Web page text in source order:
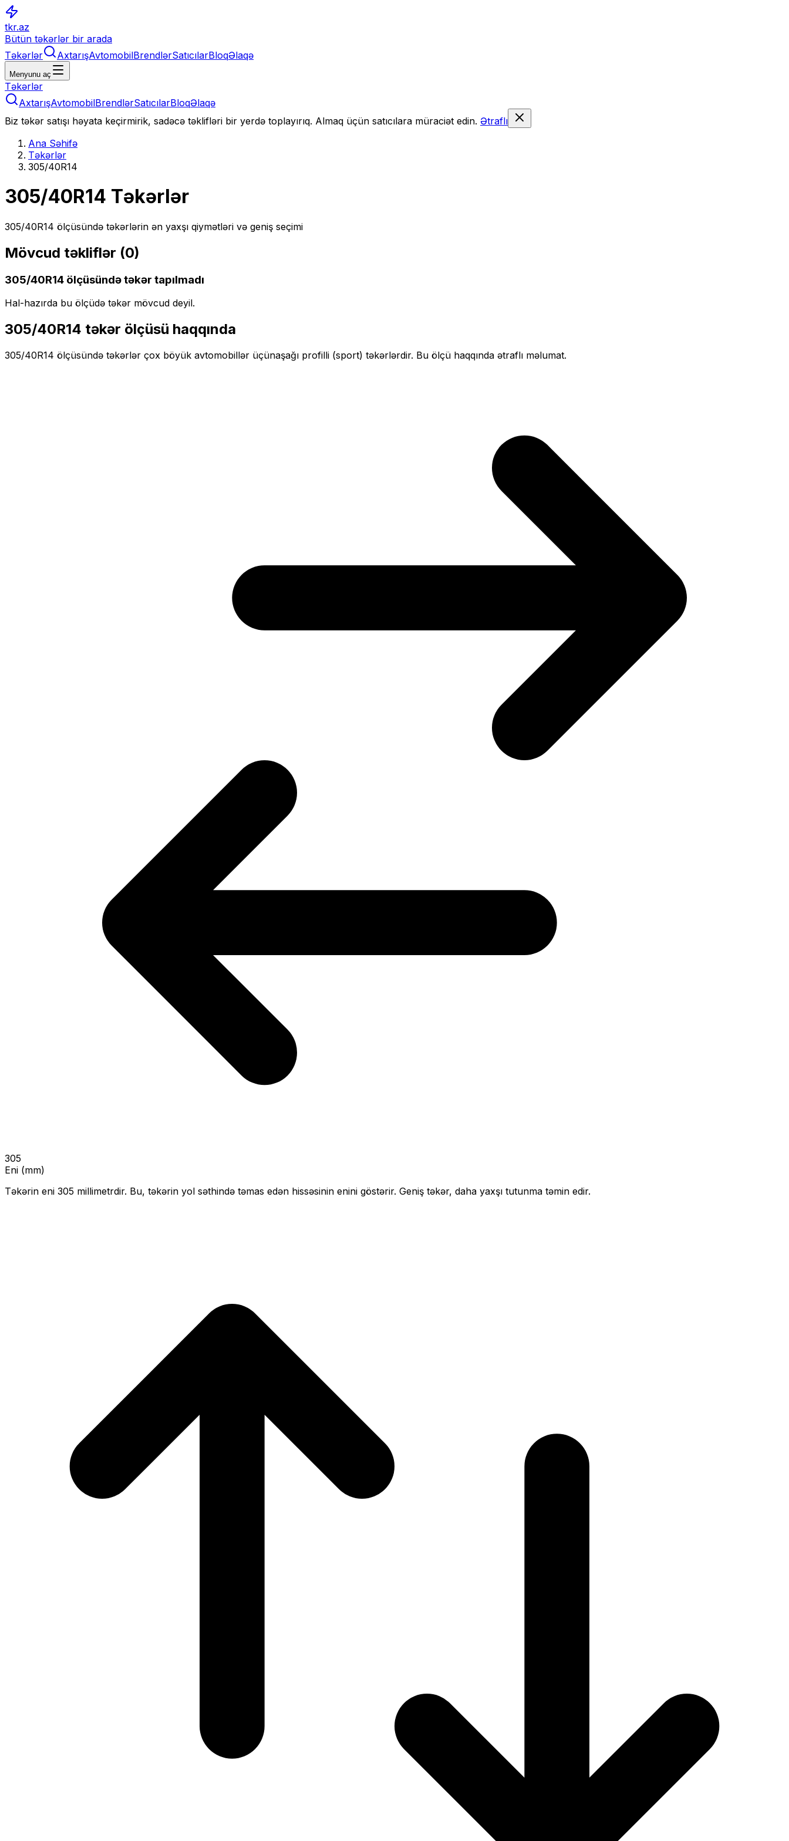
tkr.az
Bütün təkərlər bir arada
Təkərlər
AxtarışAvtomobilBrendlərSatıcılarBloqƏlaqə
Menyunu aç
Təkərlər
AxtarışAvtomobilBrendlərSatıcılarBloqƏlaqə
Biz təkər satışı həyata keçirmirik, sadəcə təklifləri bir yerdə toplayırıq. Almaq üçün satıcılara müraciət edin. Ətraflı
Ana Səhifə
Təkərlər
305/40R14
305/40R14 Təkərlər
305/40R14 ölçüsündə təkərlərin ən yaxşı qiymətləri və geniş seçimi
Mövcud təkliflər (0)
305/40R14 ölçüsündə təkər tapılmadı
Hal-hazırda bu ölçüdə təkər mövcud deyil.
305/40R14 təkər ölçüsü haqqında
305/40R14 ölçüsündə təkərlər çox böyük avtomobillər üçünaşağı profilli (sport) təkərlərdir. Bu ölçü haqqında ətraflı məlumat.
305
Eni (mm)
Təkərin eni 305 millimetrdir. Bu, təkərin yol səthində təmas edən hissəsinin enini göstərir. Geniş təkər, daha yaxşı tutunma təmin edir.